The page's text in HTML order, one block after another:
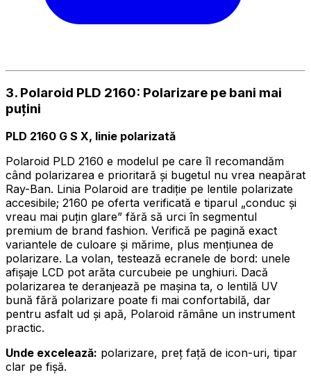
3. Polaroid PLD 2160: Polarizare pe bani mai
puțini
PLD 2160 G S X, linie polarizată
Polaroid PLD 2160 e modelul pe care îl recomandăm
când polarizarea e prioritară și bugetul nu vrea neapărat
Ray-Ban. Linia Polaroid are tradiție pe lentile polarizate
accesibile; 2160 pe oferta verificată e tiparul „conduc și
vreau mai puțin glare” fără să urci în segmentul
premium de brand fashion. Verifică pe pagină exact
variantele de culoare și mărime, plus mențiunea de
polarizare. La volan, testează ecranele de bord: unele
afișaje LCD pot arăta curcubeie pe unghiuri. Dacă
polarizarea te deranjează pe mașina ta, o lentilă UV
bună fără polarizare poate fi mai confortabilă, dar
pentru asfalt ud și apă, Polaroid rămâne un instrument
practic.
Unde excelează: polarizare, preț față de icon-uri, tipar
clar pe fișă.